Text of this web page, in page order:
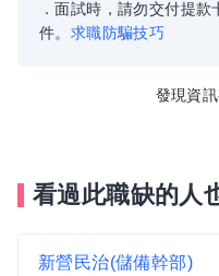
．面試時，請勿交付提
件。 求職防騙技巧
發現資
看過此職缺的人
新營民治(儲備幹部)